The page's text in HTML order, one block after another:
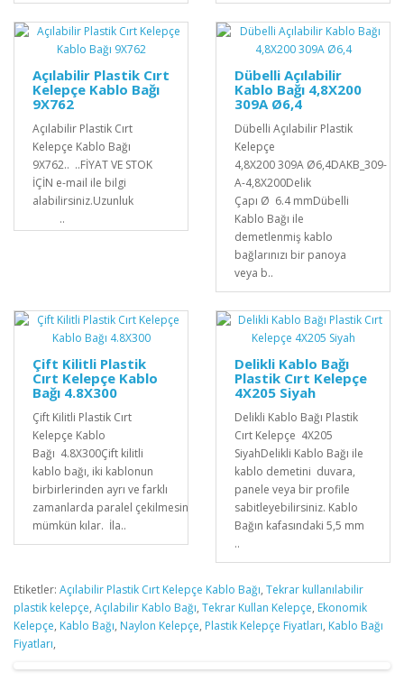
Açılabilir Plastik Cırt
Kelepçe Kablo Bağı
9X762
Açılabilir Plastik Cırt
Kelepçe Kablo Bağı
9X762.. ..FİYAT VE STOK
İÇİN e-mail ile bilgi
alabilirsiniz.Uzunluk
..
Dübelli Açılabilir
Kablo Bağı 4,8X200
309A Ø6,4
Dübelli Açılabilir Plastik
Kelepçe
4,8X200 309A Ø6,4DAKB_309-
A-4,8X200Delik
Çapı Ø 6.4 mmDübelli
Kablo Bağı ile
demetlenmiş kablo
bağlarınızı bir panoya
veya b..
Çift Kilitli Plastik
Cırt Kelepçe Kablo
Bağı 4.8X300
Çift Kilitli Plastik Cırt
Kelepçe Kablo
Bağı 4.8X300Çift kilitli
kablo bağı, iki kablonun
birbirlerinden ayrı ve farklı
zamanlarda paralel çekilmesini
mümkün kılar. İla..
Delikli Kablo Bağı
Plastik Cırt Kelepçe
4X205 Siyah
Delikli Kablo Bağı Plastik
Cırt Kelepçe 4X205
SiyahDelikli Kablo Bağı ile
kablo demetini duvara,
panele veya bir profile
sabitleyebilirsiniz. Kablo
Bağın kafasındaki 5,5 mm
..
Etiketler: Açılabilir Plastik Cırt Kelepçe Kablo Bağı, Tekrar kullanılabilir
plastik kelepçe, Açılabilir Kablo Bağı, Tekrar Kullan Kelepçe, Ekonomik
Kelepçe, Kablo Bağı, Naylon Kelepçe, Plastik Kelepçe Fiyatları, Kablo Bağı
Fiyatları,